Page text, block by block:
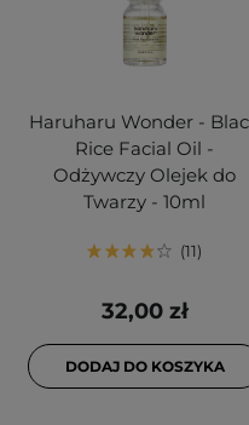
Haruharu Wonder -
Rice Facial Oil -
Odżywczy Olejek do
Twarzy - 10ml
11
32,00 zł
DODAJ DO KOSZYKA